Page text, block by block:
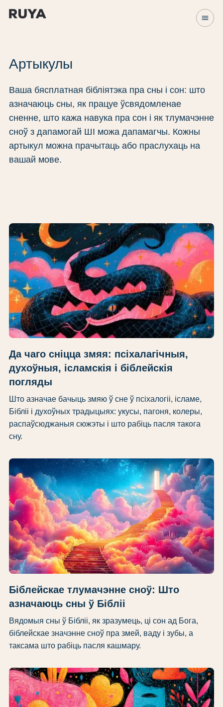
menu
Артыкулы
Ваша бясплатная бібліятэка пра сны і сон: што
азначаюць сны, як працуе ўсвядомленае
сненне, што кажа навука пра сон і як тлумачэнне
сноў з дапамогай ШІ можа дапамагчы. Кожны
артыкул можна прачытаць або праслухаць на
вашай мове.
Да чаго сніцца змяя: псіхалагічныя,
духоўныя, ісламскія і біблейскія
погляды
Што азначае бачыць змяю ў сне ў псіхалогіі, ісламе,
Бібліі і духоўных традыцыях: укусы, пагоня, колеры,
распаўсюджаныя сюжэты і што рабіць пасля такога
сну.
Біблейскае тлумачэнне сноў: Што
азначаюць сны ў Бібліі
Вядомыя сны ў Бібліі, як зразумець, ці сон ад Бога,
біблейскае значэнне сноў пра змей, ваду і зубы, а
таксама што рабіць пасля кашмару.